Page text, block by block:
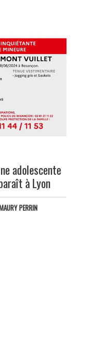
adolescente
à Lyon
PERRIN